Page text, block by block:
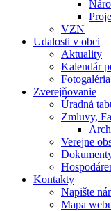
VZN
Udalosti v obci
Aktuality
Kalendár
Fotogaléria
Zverejňovanie
Úradná
Zmluvy,
Verejne
Kontakty
Napište
Mapa